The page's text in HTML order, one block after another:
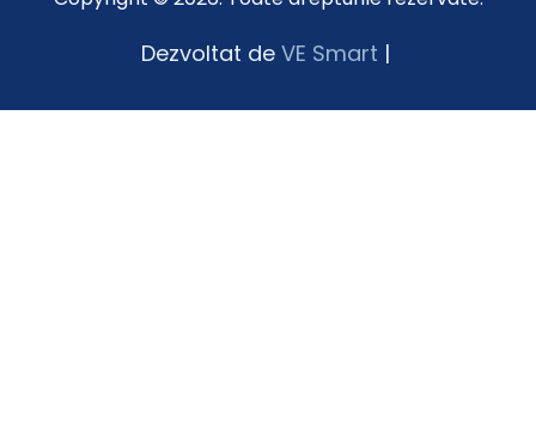
Dezvoltat de VE Smart |